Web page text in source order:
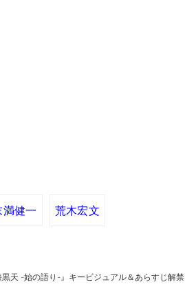
満健一 荒木宏文
天 -始の語り-』キービジュアル＆あらすじ解禁